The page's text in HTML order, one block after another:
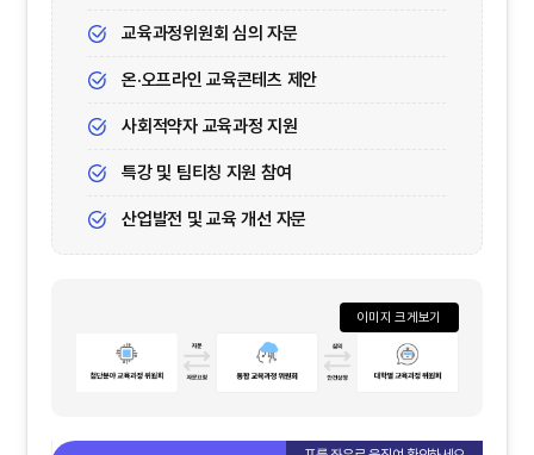
교육과정위원회 심의 자문
온·오프라인 교육콘테츠 제안
사회적약자 교육과정 지원
특강 및 팀티칭 지원 참여
산업발전 및 교육 개선 자문
이미지 크게보기